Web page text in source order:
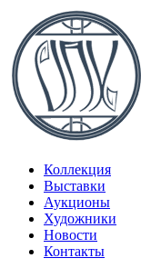
Коллекция
Выставки
Аукционы
Художники
Новости
Контакты